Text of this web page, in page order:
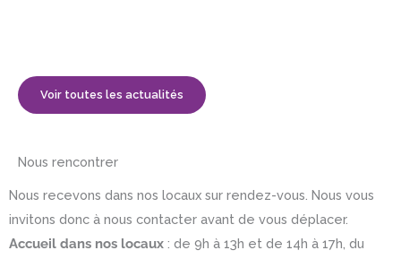
Voir toutes les actualités
Nous rencontrer
Nous recevons dans nos locaux sur rendez-vous. Nous vous
invitons donc à nous contacter avant de vous déplacer.
Accueil dans nos locaux : de 9h à 13h et de 14h à 17h, du